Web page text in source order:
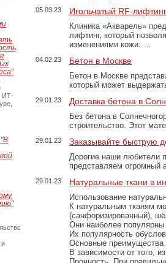
05.03.23 Игольчатый RF-
Клиника «Акварель»
лифтинг, который
изменениями кожи. …
04.02.23 Бетон в Москве
Бетон в Москве
который может
29.01.23 Доставка бетона в
Без бетона в
строительство. Этот
29.01.23 Заказывайте быструю
Дорогие наши любители
представляем огромный
29.01.23 Натуральные ткани в
Использование
К натуральным тканям
(санфоризированный),
Они наиболее популярны
Их популярность
Основные преимущества
В зависимости от того,
ИТ-
и